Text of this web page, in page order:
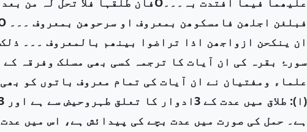
ان ینکحن ازواجھن اذا تراضوا بینھم بالمعروف ۔۔۔
سورۂ بقرہ کی ان آیات کا ترجمہ کسی بھی مسلک وفرقہ
علماء ومفتیان نے ان آیات کی تمام معروف باتوں کو
ہے۔ حمل کی صورت میں عدت بچے کی پیدائش ہے، اس میں